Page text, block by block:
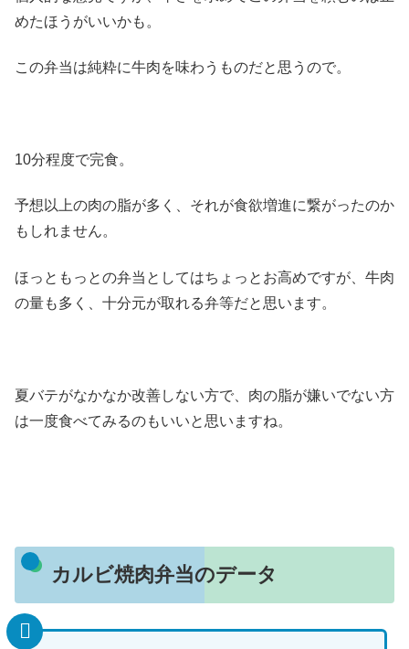
めたほうがいいかも。
この弁当は純粋に牛肉を味わうものだと思うので。
10分程度で完食。
予想以上の肉の脂が多く、それが食欲増進に繋がったのか
もしれません。
ほっともっとの弁当としてはちょっとお高めですが、牛肉
の量も多く、十分元が取れる弁等だと思います。
夏バテがなかなか改善しない方で、肉の脂が嫌いでない方
は一度食べてみるのもいいと思いますね。
カルビ焼肉弁当のデータ